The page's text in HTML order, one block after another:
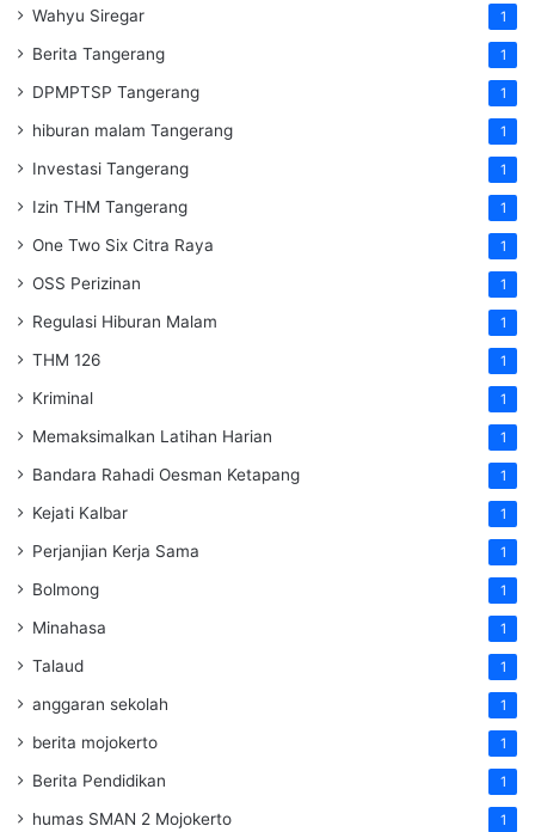
Wahyu Siregar 1
Berita Tangerang 1
DPMPTSP Tangerang 1
hiburan malam Tangerang 1
Investasi Tangerang 1
Izin THM Tangerang 1
One Two Six Citra Raya 1
OSS Perizinan 1
Regulasi Hiburan Malam 1
THM 126 1
Kriminal 1
Memaksimalkan Latihan Harian 1
Bandara Rahadi Oesman Ketapang 1
Kejati Kalbar 1
Perjanjian Kerja Sama 1
Bolmong 1
Minahasa 1
Talaud 1
anggaran sekolah 1
berita mojokerto 1
Berita Pendidikan 1
humas SMAN 2 Mojokerto 1